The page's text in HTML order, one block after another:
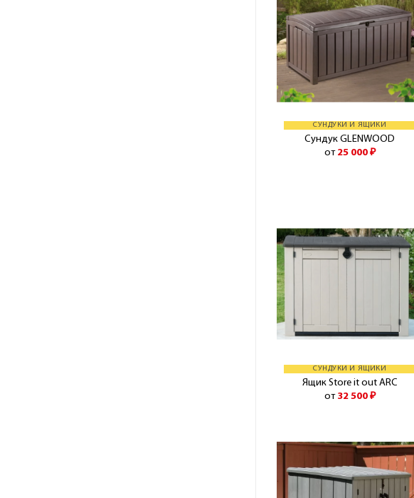
СУНДУКИ И ЯЩИКИ
Сундук GLENWOOD
от 25 000 ₽
СУНДУКИ И ЯЩИКИ
Ящик Store it out ARC
от 32 500 ₽